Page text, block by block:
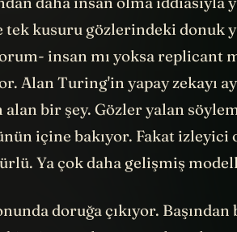
daha insan olma iddiasıyla
kusuru gözlerindeki donuk
insan mı yoksa replicant
Alan Turing'in yapay zekayı
bir şey. Gözler yalan
içine bakıyor. Fakat izleyici
Ya çok daha gelişmiş
doruğa çıkıyor.